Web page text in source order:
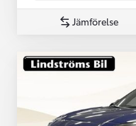
Jämförelse